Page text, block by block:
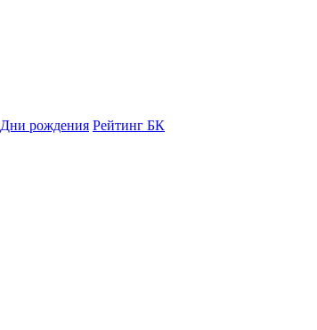
Дни рождения Рейтинг БК